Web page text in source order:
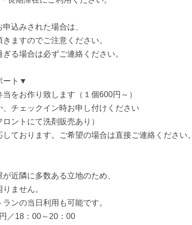
込みされた場合は、
ますのでご注意ください。
る場合は必ずご連絡ください。
ート▼
をお作り致します（１個600円～）
チェックイン時お申し付けください
ントにて洗剤販売あり）
しております。ご希望の場合は直接ご連絡ください。
近隣に多数ある立地のため、
ません。
ンの当日利用も可能です。
／18：00～20：00